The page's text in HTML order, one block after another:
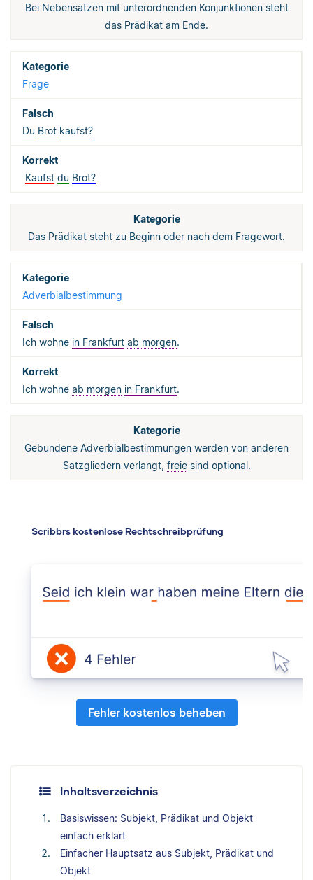
Bei Nebensätzen mit unterordnenden Konjunktionen steht
das Prädikat am Ende.
Frage
Du Brot kaufst?
Kaufst du Brot?
Das Prädikat steht zu Beginn oder nach dem Fragewort.
Adverbialbestimmung
Ich wohne in Frankfurt ab morgen.
Ich wohne ab morgen in Frankfurt.
Gebundene Adverbialbestimmungen werden von anderen
Satzgliedern verlangt, freiesind optional.
Scribbrs kostenlose Rechtschreibprüfung
Fehler kostenlos beheben
Inhaltsverzeichnis
Basiswissen: Subjekt, Prädikat und Objekt
einfach erklärt
Einfacher Hauptsatz aus Subjekt, Prädikat und
Objekt